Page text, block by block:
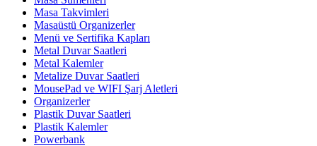
Masa Takvimleri
Masaüstü Organizerler
Menü ve Sertifika Kapları
Metal Duvar Saatleri
Metal Kalemler
Metalize Duvar Saatleri
MousePad ve WIFI Şarj Aletleri
Organizerler
Plastik Duvar Saatleri
Plastik Kalemler
Powerbank